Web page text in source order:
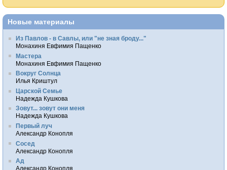
Новые материалы
Из Павлов - в Савлы, или "не зная броду..."
Монахиня Евфимия Пащенко
Мастера
Монахиня Евфимия Пащенко
Вокруг Солнца
Илья Криштул
Царской Семье
Надежда Кушкова
Зовут... зовут они меня
Надежда Кушкова
Первый луч
Александр Конопля
Сосед
Александр Конопля
Ад
Александр Конопля